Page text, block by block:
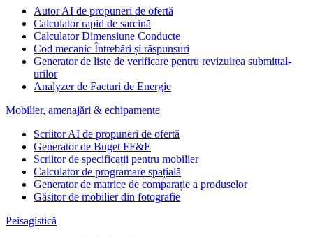
Autor AI de propuneri de ofertă
Calculator rapid de sarcină
Calculator Dimensiune Conducte
Cod mecanic Întrebări și răspunsuri
Generator de liste de verificare pentru revizuirea submittal-
urilor
Analyzer de Facturi de Energie
Mobilier, amenajări & echipamente
Scriitor AI de propuneri de ofertă
Generator de Buget FF&E
Scriitor de specificații pentru mobilier
Calculator de programare spațială
Generator de matrice de comparație a produselor
Găsitor de mobilier din fotografie
Peisagistică